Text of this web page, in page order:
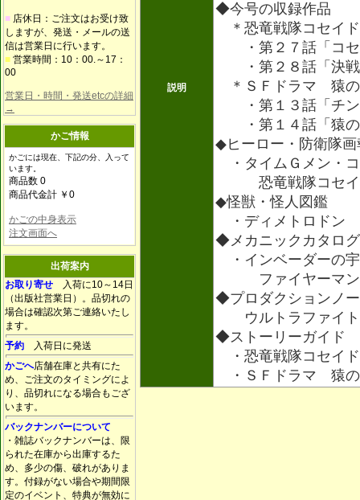
■ 店休日：ご注文はお受け致
しますが、発送・メールの送
信は営業日に行います。
■ 営業時間：10：00.～17：
00
営業日・時間・発送etcの詳細
→
かご情報
かごには現在、下記の分、入って
います。
商品数 0
商品代金計 ￥0
かごの中身表示
注文画面へ
出荷案内
お取り寄せ 入荷に10～14日
（出版社営業日）。品切れの
場合は確認次第ご連絡いたし
ます。
予約 入荷日に発送
かごへ店舗在庫と共有にた
め、ご注文のタイミングによ
り、品切れになる場合もござ
います。
バックナンバーについて
・雑誌バックナンバーは、限
られた在庫から出庫するた
め、多少の傷、破れがありま
す。付録がない場合や期間限
定のイベント、特典が無効に
説明
◆今号の収録作品
＊恐竜戦隊コセ
・第２７話「コセ
・第２８話「決戦
＊ＳＦドラマ 猿の
・第１３話「チン
・第１４話「猿の
◆ヒーロー・防衛隊画
・タイムＧメン・
恐竜戦隊コセイ
◆怪獣・怪人図鑑
・ディメトロドン
◆メカニックカタログ
・インベーダーの
ファイヤーマン
◆プロダクションノ
ウルトラファイト
◆ストーリーガイド
・恐竜戦隊コセ
・ＳＦドラマ 猿